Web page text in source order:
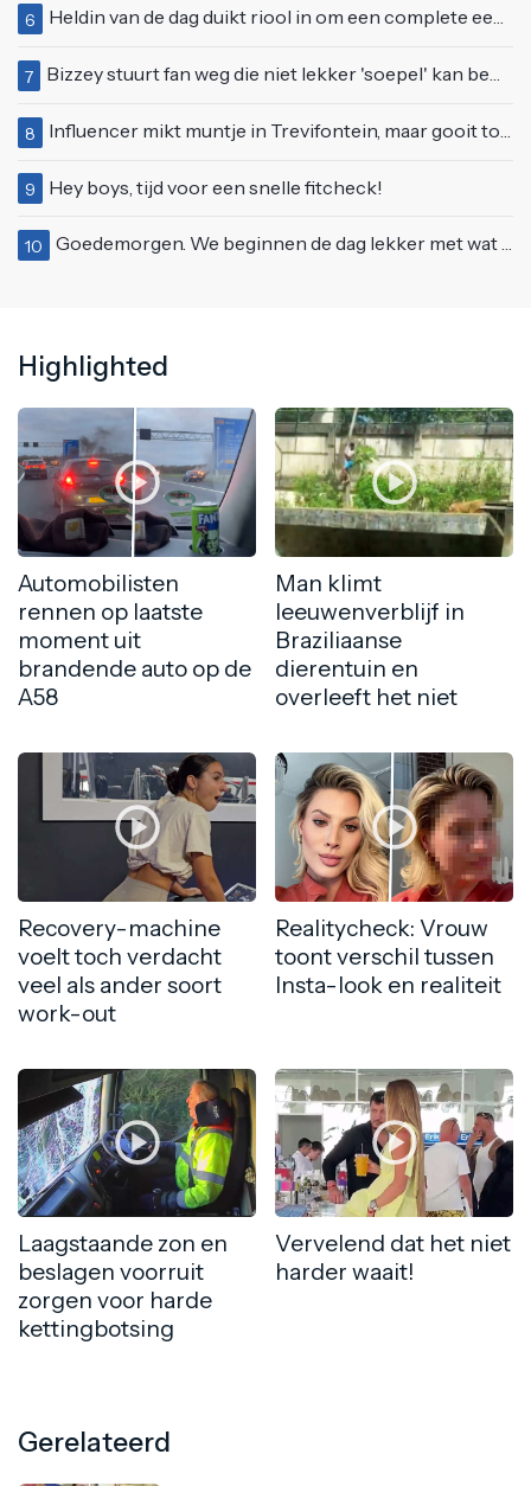
6 Heldin van de dag duikt riool in om een complete eendenfamilie te redden
7 Bizzey stuurt fan weg die niet lekker 'soepel' kan bewegen op podium
8 Influencer mikt muntje in Trevifontein, maar gooit toerist bijna knock-out
9 Hey boys, tijd voor een snelle fitcheck!
10 Goedemorgen. We beginnen de dag lekker met wat rek- en strekoefeningen
Highlighted
Automobilisten
rennen op laatste
moment uit
brandende auto op de
A58
Man klimt
leeuwenverblijf in
Braziliaanse
dierentuin en
overleeft het niet
Recovery-machine
voelt toch verdacht
veel als ander soort
work-out
Realitycheck: Vrouw
toont verschil tussen
Insta-look en realiteit
Laagstaande zon en
beslagen voorruit
zorgen voor harde
kettingbotsing
Vervelend dat het niet
harder waait!
Gerelateerd